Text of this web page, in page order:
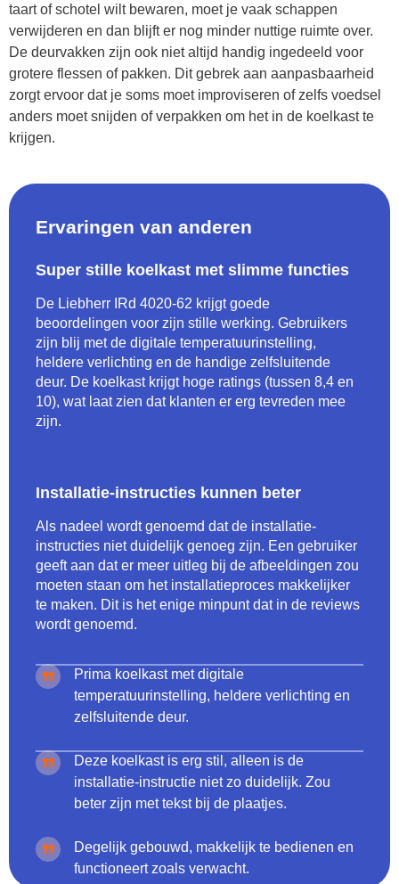
taart of schotel wilt bewaren, moet je vaak schappen
verwijderen en dan blijft er nog minder nuttige ruimte over.
De deurvakken zijn ook niet altijd handig ingedeeld voor
grotere flessen of pakken. Dit gebrek aan aanpasbaarheid
zorgt ervoor dat je soms moet improviseren of zelfs voedsel
anders moet snijden of verpakken om het in de koelkast te
krijgen.
Ervaringen van anderen
Super stille koelkast met slimme functies
De Liebherr IRd 4020-62 krijgt goede
beoordelingen voor zijn stille werking. Gebruikers
zijn blij met de digitale temperatuurinstelling,
heldere verlichting en de handige zelfsluitende
deur. De koelkast krijgt hoge ratings (tussen 8,4 en
10), wat laat zien dat klanten er erg tevreden mee
zijn.
Installatie-instructies kunnen beter
Als nadeel wordt genoemd dat de installatie-
instructies niet duidelijk genoeg zijn. Een gebruiker
geeft aan dat er meer uitleg bij de afbeeldingen zou
moeten staan om het installatieproces makkelijker
te maken. Dit is het enige minpunt dat in de reviews
wordt genoemd.
Prima koelkast met digitale
temperatuurinstelling, heldere verlichting en
zelfsluitende deur.
Deze koelkast is erg stil, alleen is de
installatie-instructie niet zo duidelijk. Zou
beter zijn met tekst bij de plaatjes.
Degelijk gebouwd, makkelijk te bedienen en
functioneert zoals verwacht.